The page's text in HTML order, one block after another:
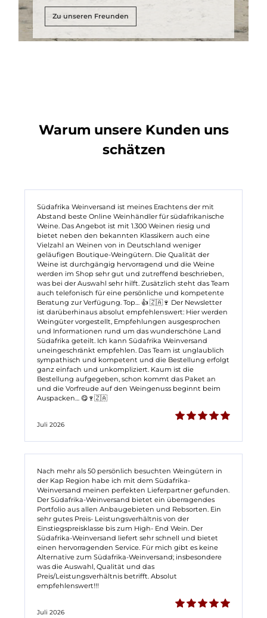
Zu unseren Freunden
Warum unsere Kunden uns
schätzen
Südafrika Weinversand ist meines Erachtens der mit
Abstand beste Online Weinhändler für südafrikanische
Weine. Das Angebot ist mit 1.300 Weinen riesig und
bietet neben den bekannten Klassikern auch eine
Vielzahl an Weinen von in Deutschland weniger
geläufigen Boutique-Weingütern. Die Qualität der
Weine ist durchgängig hervorragend und die Weine
werden im Shop sehr gut und zutreffend beschrieben,
was bei der Auswahl sehr hilft. Zusätzlich steht das Team
auch telefonisch für eine persönliche und kompetente
Beratung zur Verfügung. Top… 👍 🇿🇦🍷 Der Newsletter
ist darüberhinaus absolut empfehlenswert: Hier werden
Weingüter vorgestellt, Empfehlungen ausgesprochen
und Informationen rund um das wunderschöne Land
Südafrika geteilt. Ich kann Südafrika Weinversand
uneingeschränkt empfehlen. Das Team ist unglaublich
sympathisch und kompetent und die Bestellung erfolgt
ganz einfach und unkompliziert. Kaum ist die
Bestellung aufgegeben, schon kommt das Paket an
und die Vorfreude auf den Weingenuss beginnt beim
Auspacken… 😋🍷🇿🇦
Juli 2026
Nach mehr als 50 persönlich besuchten Weingütern in
der Kap Region habe ich mit dem Südafrika-
Weinversand meinen perfekten Lieferpartner gefunden.
Der Südafrika-Weinversand bietet ein überragendes
Portfolio aus allen Anbaugebieten und Rebsorten. Ein
sehr gutes Preis- Leistungsverhältnis von der
Einstiegspreisklasse bis zum High- End Wein. Der
Südafrika-Weinversand liefert sehr schnell und bietet
einen hervorragenden Service. Für mich gibt es keine
Alternative zum Südafrika-Weinversand; insbesondere
was die Auswahl, Qualität und das
Preis/Leistungsverhältnis betrifft. Absolut
empfehlenswert!!!
Juli 2026